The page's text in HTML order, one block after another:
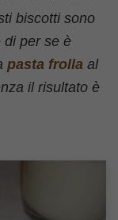
biscotti sono
di per se è
pasta frolla al
il risultato è